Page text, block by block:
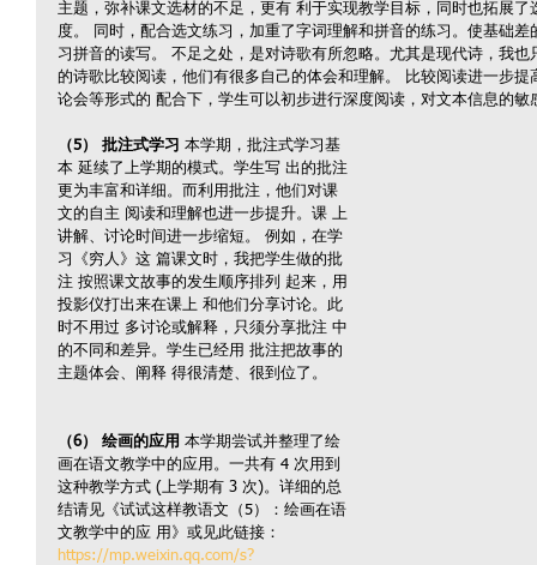
主题，弥补课文选材的不足，更有 利于实现教学目标，同时也拓展
度。 同时，配合选文练习，加重了字词理解和拼音的练习。使基础
习拼音的读写。 不足之处，是对诗歌有所忽略。尤其是现代诗，我
的诗歌比较阅读，他们有很多自己的体会和理解。 比较阅读进一步
论会等形式的 配合下，学生可以初步进行深度阅读，对文本信息的敏
（5） 批注式学习 本学期，批注式学习基
本 延续了上学期的模式。学生写 出的批注
更为丰富和详细。而利用批注，他们对课
文的自主 阅读和理解也进一步提升。课 上
讲解、讨论时间进一步缩短。 例如，在学
习《穷人》这 篇课文时，我把学生做的批
注 按照课文故事的发生顺序排列 起来，用
投影仪打出来在课上 和他们分享讨论。此
时不用过 多讨论或解释，只须分享批注 中
的不同和差异。学生已经用 批注把故事的
主题体会、阐释 得很清楚、很到位了。
（6） 绘画的应用 本学期尝试并整理了绘
画在语文教学中的应用。一共有 4 次用到
这种教学方式 (上学期有 3 次)。详细的总
结请见《试试这样教语文（5）：绘画在语
文教学中的应 用》或见此链接：
https://mp.weixin.qq.com/s?